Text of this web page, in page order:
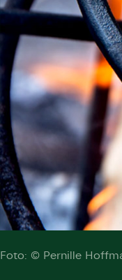
Foto: © Pernille